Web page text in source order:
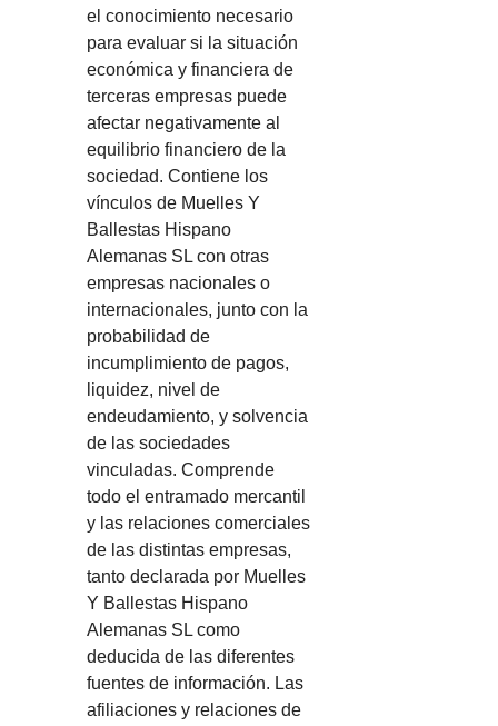
el conocimiento necesario
para evaluar si la situación
económica y financiera de
terceras empresas puede
afectar negativamente al
equilibrio financiero de la
sociedad. Contiene los
vínculos de Muelles Y
Ballestas Hispano
Alemanas SL con otras
empresas nacionales o
internacionales, junto con la
probabilidad de
incumplimiento de pagos,
liquidez, nivel de
endeudamiento, y solvencia
de las sociedades
vinculadas. Comprende
todo el entramado mercantil
y las relaciones comerciales
de las distintas empresas,
tanto declarada por Muelles
Y Ballestas Hispano
Alemanas SL como
deducida de las diferentes
fuentes de información. Las
afiliaciones y relaciones de